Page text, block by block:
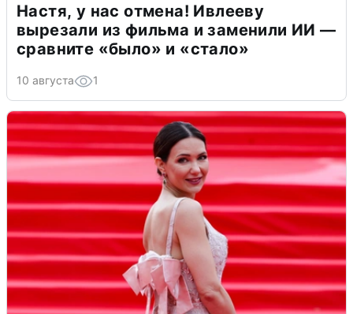
Настя, у нас отмена! Ивлееву
вырезали из фильма и заменили ИИ —
сравните «было» и «стало»
10 августа 1